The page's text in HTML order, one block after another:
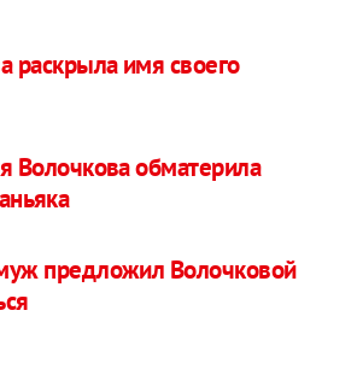
раскрыла имя своего
Волочкова обматерила
предложил Волочковой